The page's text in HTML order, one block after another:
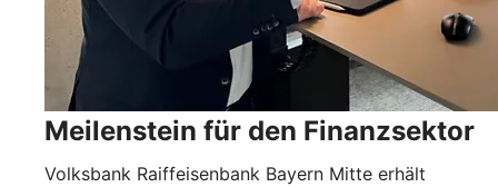
Meilenstein für den Finanzsektor
Volksbank Raiffeisenbank Bayern Mitte erhält